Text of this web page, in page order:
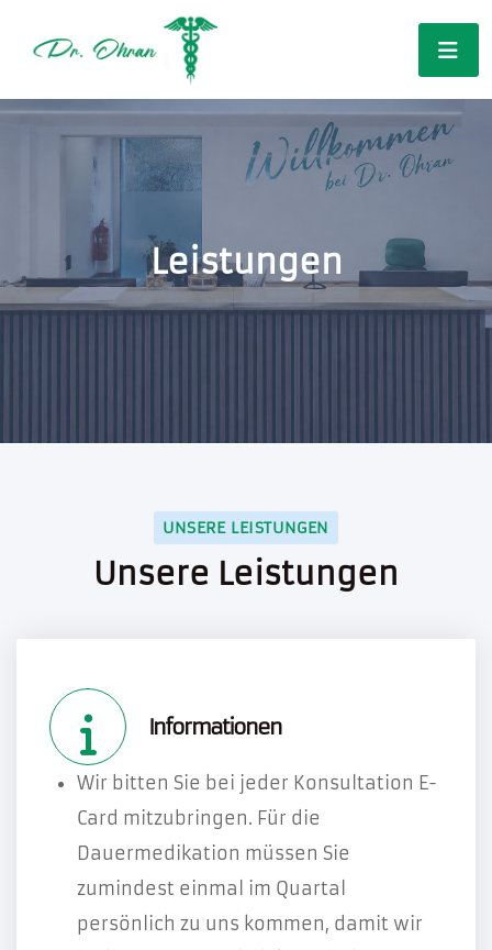
Leistungen
UNSERE LEISTUNGEN
Unsere Leistungen
Informationen
Wir bitten Sie bei jeder Konsultation E-
Card mitzubringen. Für die
Dauermedikation müssen Sie
zumindest einmal im Quartal
persönlich zu uns kommen, damit wir